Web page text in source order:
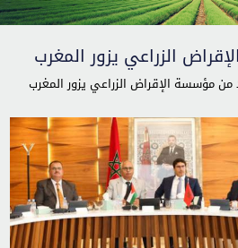
الزراعي يزور المغرب
مؤسسة الإقراض الزراعي يزور المغرب